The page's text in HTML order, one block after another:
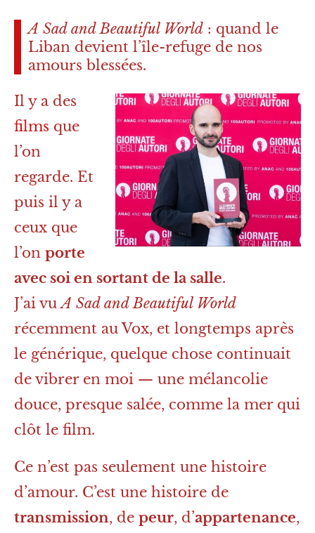
A Sad and Beautiful World : quand le
Liban devient l’île-refuge de nos
amours blessées.
Il y a des
films que
l’on
regarde. Et
puis il y a
ceux que
l’on porte
avec soi en sortant de la salle.
J’ai vuA Sad and Beautiful World
récemment au Vox, et longtemps après
le générique, quelque chose continuait
de vibrer en moi — une mélancolie
douce, presque salée, comme la mer qui
clôt le film.
Ce n’est pas seulement une histoire
d’amour. C’est une histoire de
transmission, de peur, d’appartenance,